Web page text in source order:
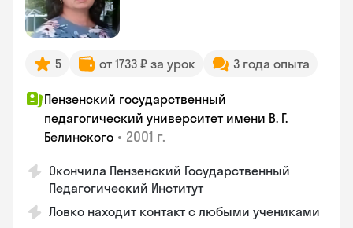
5 от 1733 ₽ за урок 3 года опыта
Пензенский государственный
педагогический университет имени В. Г.
Белинского • 2001 г.
Окончила Пензенский Государственный
Педагогический Институт
Ловко находит контакт с любыми учениками